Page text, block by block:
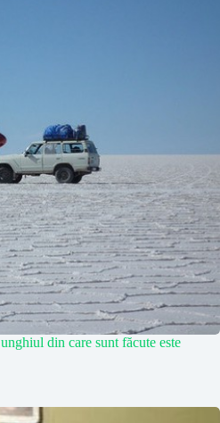
din care sunt făcute este